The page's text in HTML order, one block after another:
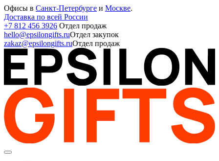
Офисы в Санкт-Петербурге и Москве.
Доставка по всей России
+7 812 456 3926 Отдел продаж
hello@epsilongifts.ruОтдел закупок
zakaz@epsilongifts.ruОтдел продаж